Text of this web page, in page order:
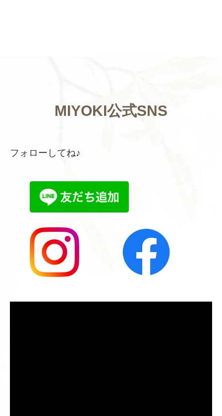
MIYOKI公式SNS
フォローしてね♪